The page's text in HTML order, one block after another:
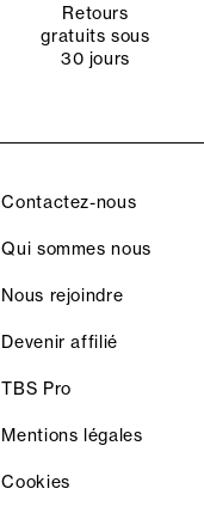
Retours
gratuits sous
30 jours
Contactez-nous
Qui sommes nous
Nous rejoindre
Devenir affilié
TBS Pro
Mentions légales
Cookies